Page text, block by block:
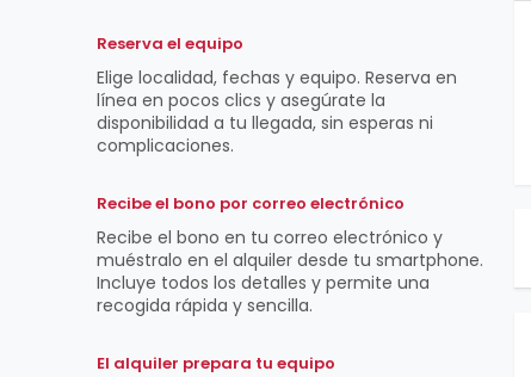
Reserva el equipo
Elige localidad, fechas y equipo. Reserva en
línea en pocos clics y asegúrate la
disponibilidad a tu llegada, sin esperas ni
complicaciones.
Recibe el bono por correo electrónico
Recibe el bono en tu correo electrónico y
muéstralo en el alquiler desde tu smartphone.
Incluye todos los detalles y permite una
recogida rápida y sencilla.
El alquiler prepara tu equipo